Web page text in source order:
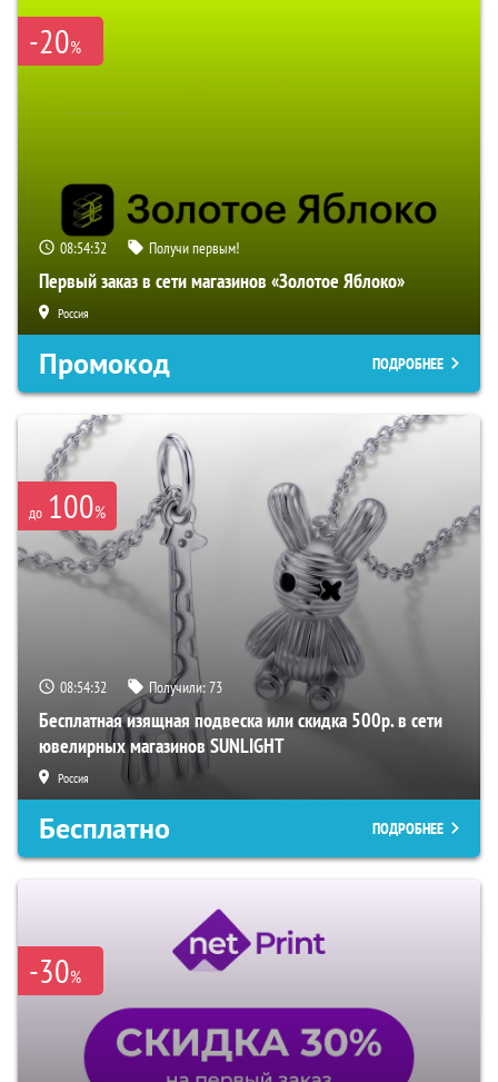
-20%
08:54:31 Получи первым!
Первый заказ в сети магазинов «Золотое Яблоко»
Россия
Промокод ПОДРОБНЕЕ
до 100%
08:54:31 Получили:73
Бесплатная изящная подвеска или скидка 500р. в сети
ювелирных магазинов SUNLIGHT
Россия
Бесплатно ПОДРОБНЕЕ
-30%